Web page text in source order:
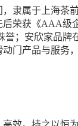
隶属于上海茶
荣获《AAA
；安欣家品
门产品与服务